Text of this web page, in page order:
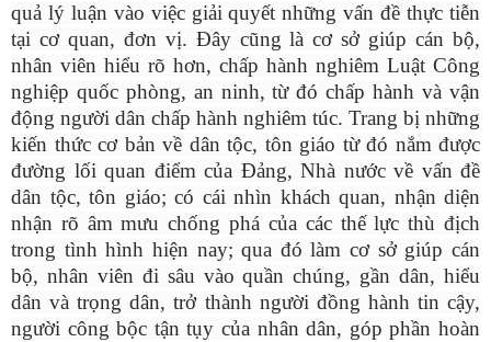
quả lý luận vào việc giải quyết những vấn đề thực tiễn
tại cơ quan, đơn vị. Đây cũng là cơ sở giúp cán bộ,
nhân viên hiểu rõ hơn, chấp hành nghiêm Luật Công
nghiệp quốc phòng, an ninh, từ đó chấp hành và vận
động người dân chấp hành nghiêm túc. Trang bị những
kiến thức cơ bản về dân tộc, tôn giáo từ đó nắm được
đường lối quan điểm của Đảng, Nhà nước về vấn đề
dân tộc, tôn giáo; có cái nhìn khách quan, nhận diện
nhận rõ âm mưu chống phá của các thế lực thù địch
trong tình hình hiện nay; qua đó làm cơ sở giúp cán
bộ, nhân viên đi sâu vào quần chúng, gần dân, hiểu
dân và trọng dân, trở thành người đồng hành tin cậy,
người công bộc tận tụy của nhân dân, góp phần hoàn